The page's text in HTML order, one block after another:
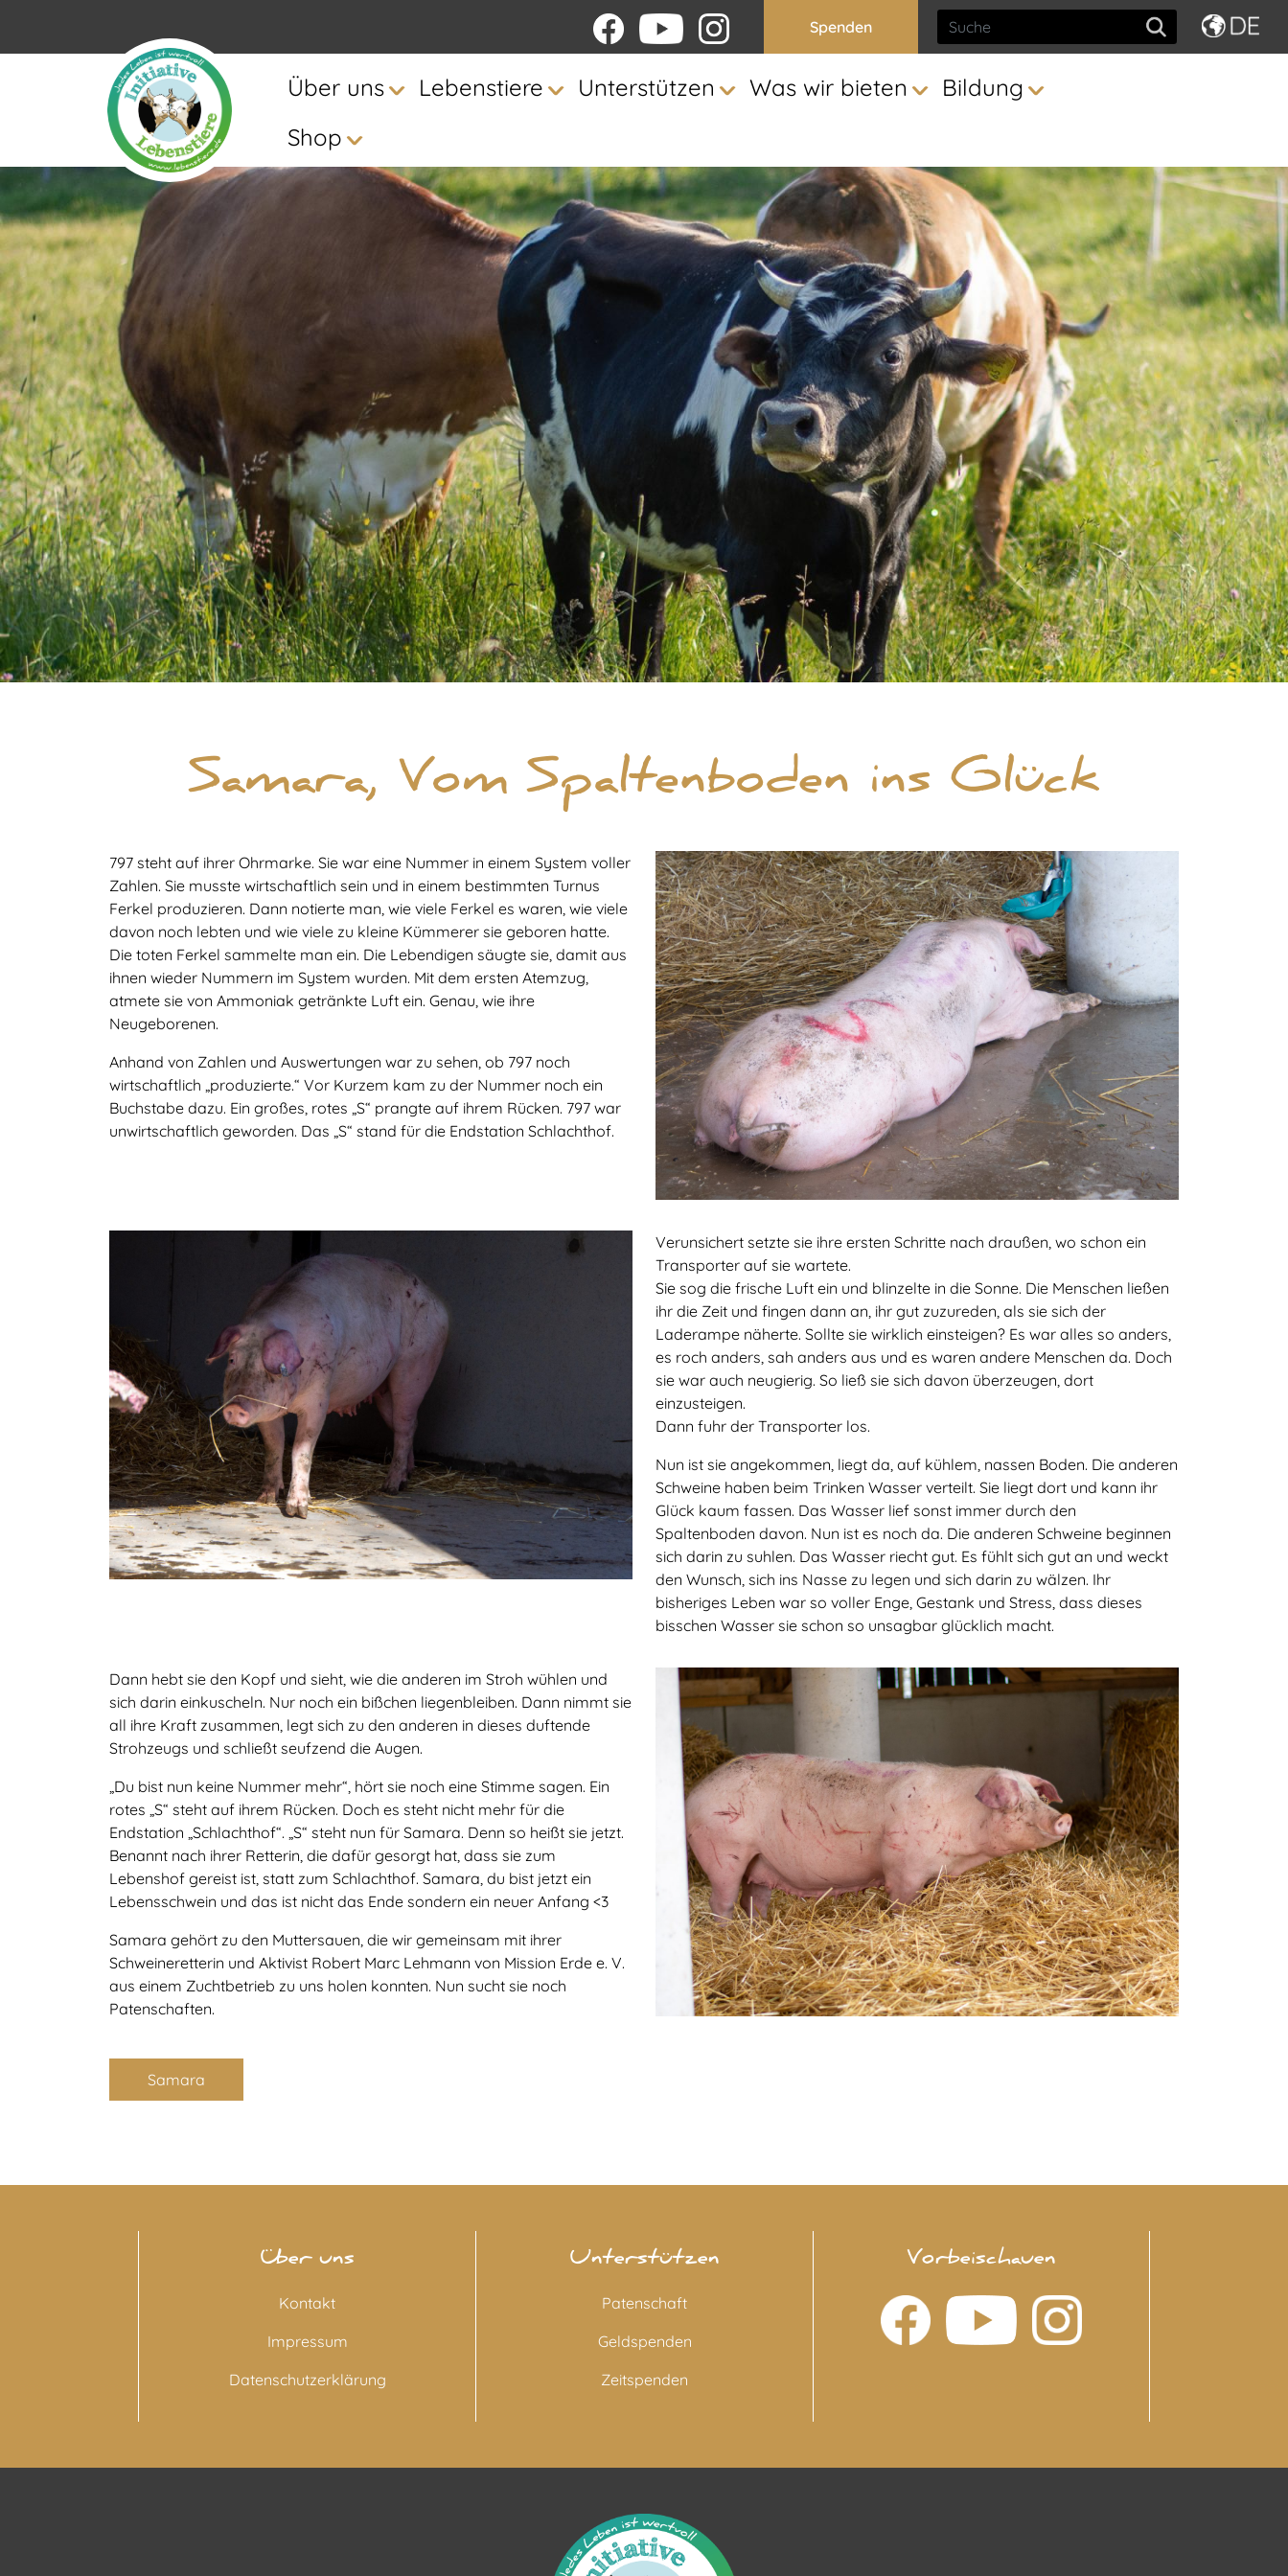
Spenden
Über uns Lebenstiere Unterstützen Was wir bieten
Bildung
Shop
Samara, Vom Spaltenboden ins Glück
797 steht auf ihrer Ohrmarke. Sie war eine Nummer in einem System voller
Zahlen. Sie musste wirtschaftlich sein und in einem bestimmten Turnus
Ferkel produzieren. Dann notierte man, wie viele Ferkel es waren, wie viele
davon noch lebten und wie viele zu kleine Kümmerer sie geboren hatte.
Die toten Ferkel sammelte man ein. Die Lebendigen säugte sie, damit aus
ihnen wieder Nummern im System wurden. Mit dem ersten Atemzug,
atmete sie von Ammoniak getränkte Luft ein. Genau, wie ihre
Neugeborenen.
Anhand von Zahlen und Auswertungen war zu sehen, ob 797 noch
wirtschaftlich „produzierte.“ Vor Kurzem kam zu der Nummer noch ein
Buchstabe dazu. Ein großes, rotes „S“ prangte auf ihrem Rücken. 797 war
unwirtschaftlich geworden. Das „S“ stand für die Endstation Schlachthof.
Verunsichert setzte sie ihre ersten Schritte nach draußen, wo schon ein
Transporter auf sie wartete.
Sie sog die frische Luft ein und blinzelte in die Sonne. Die Menschen ließen
ihr die Zeit und fingen dann an, ihr gut zuzureden, als sie sich der
Laderampe näherte. Sollte sie wirklich einsteigen? Es war alles so anders,
es roch anders, sah anders aus und es waren andere Menschen da. Doch
sie war auch neugierig. So ließ sie sich davon überzeugen, dort
einzusteigen.
Dann fuhr der Transporter los.
Nun ist sie angekommen, liegt da, auf kühlem, nassen Boden. Die anderen
Schweine haben beim Trinken Wasser verteilt. Sie liegt dort und kann ihr
Glück kaum fassen. Das Wasser lief sonst immer durch den
Spaltenboden davon. Nun ist es noch da. Die anderen Schweine beginnen
sich darin zu suhlen. Das Wasser riecht gut. Es fühlt sich gut an und weckt
den Wunsch, sich ins Nasse zu legen und sich darin zu wälzen. Ihr
bisheriges Leben war so voller Enge, Gestank und Stress, dass dieses
bisschen Wasser sie schon so unsagbar glücklich macht.
Dann hebt sie den Kopf und sieht, wie die anderen im Stroh wühlen und
sich darin einkuscheln. Nur noch ein bißchen liegenbleiben. Dann nimmt sie
all ihre Kraft zusammen, legt sich zu den anderen in dieses duftende
Strohzeugs und schließt seufzend die Augen.
„Du bist nun keine Nummer mehr“, hört sie noch eine Stimme sagen. Ein
rotes „S“ steht auf ihrem Rücken. Doch es steht nicht mehr für die
Endstation „Schlachthof“. „S“ steht nun für Samara. Denn so heißt sie jetzt.
Benannt nach ihrer Retterin, die dafür gesorgt hat, dass sie zum
Lebenshof gereist ist, statt zum Schlachthof. Samara, du bist jetzt ein
Lebensschwein und das ist nicht das Ende sondern ein neuer Anfang <3
Samara gehört zu den Muttersauen, die wir gemeinsam mit ihrer
Schweineretterin und Aktivist Robert Marc Lehmann von Mission Erde e. V.
aus einem Zuchtbetrieb zu uns holen konnten. Nun sucht sie noch
Patenschaften.
Samara
Über uns
Kontakt
Impressum
Datenschutzerklärung
Unterstützen
Patenschaft
Geldspenden
Zeitspenden
Vorbeischauen